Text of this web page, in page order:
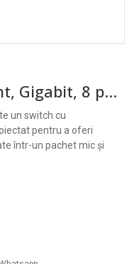
Switch cu Management, Gigabit, 8 porturi RJ45, 2 x SFP, 1 x PoE in, 1 x PoE out, EdgeSwitch 10X Ubiquiti - ES-10X
un switch cu
pentru a oferi
într-un pachet mic și